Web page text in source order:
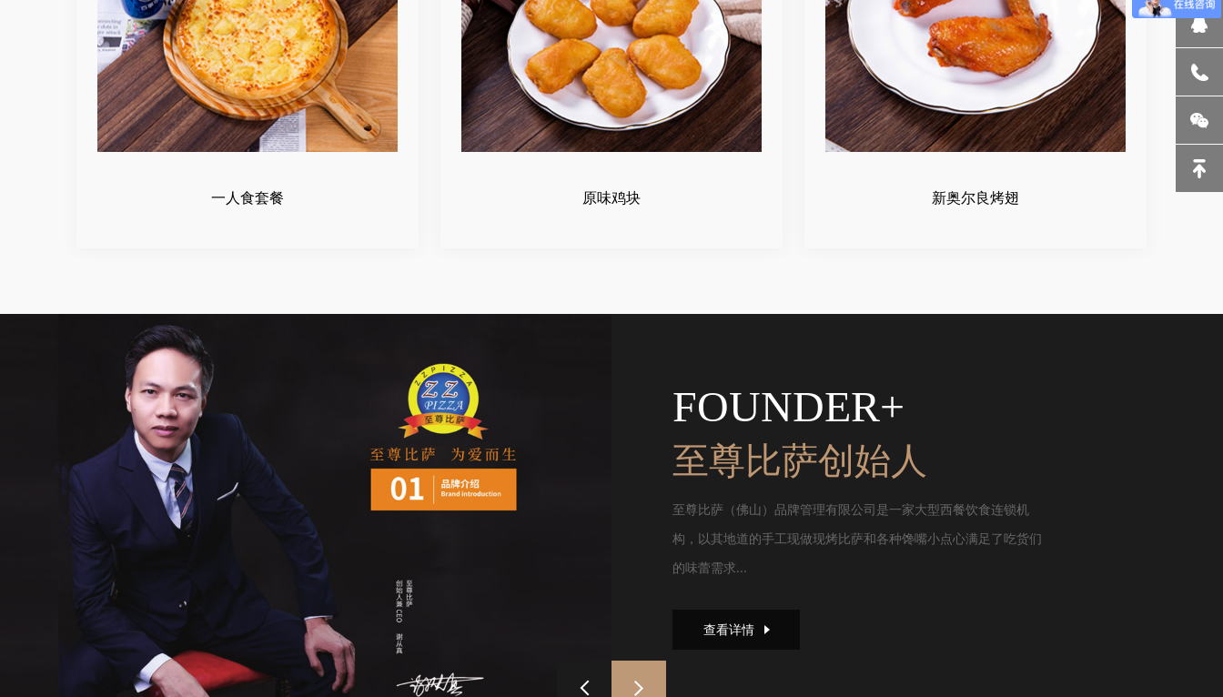
一人食套餐 原味鸡块 新奥尔良烤翅
FOUNDER+
至尊比萨创始人
至尊比萨（佛山）品牌管理有限公司是一家大型西餐饮食连锁机
构，以其地道的手工现做现烤比萨和各种馋嘴小点心满足了吃货们
的味蕾需求...
查看详情